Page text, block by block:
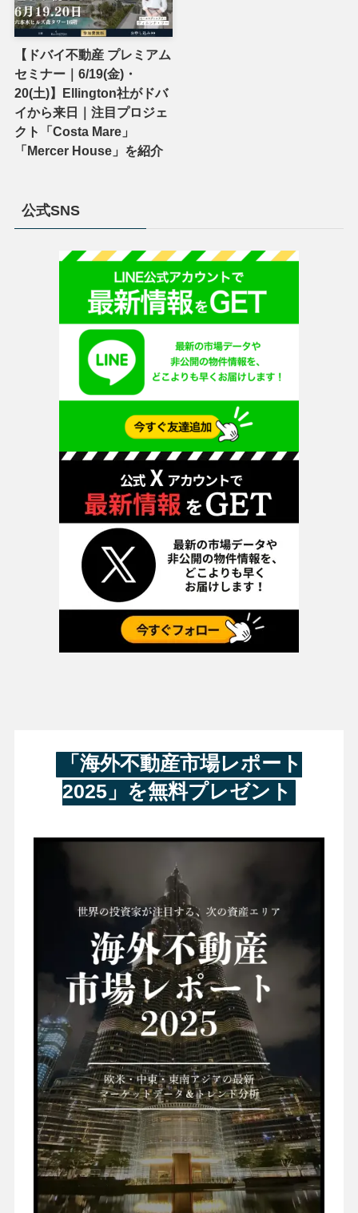
【ドバイ不動産 プレミアム
セミナー｜6/19(金)・
20(土)】Ellington社がドバ
イから来日｜注目プロジェ
クト「Costa Mare」
「Mercer House」を紹介
公式SNS
「海外不動産市場レポート
2025」を無料プレゼント